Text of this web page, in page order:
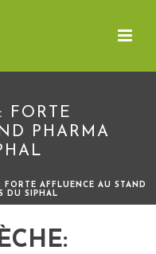
FORTE
PHARMA
AFFLUENCE AU STAND
DU SIPHAL